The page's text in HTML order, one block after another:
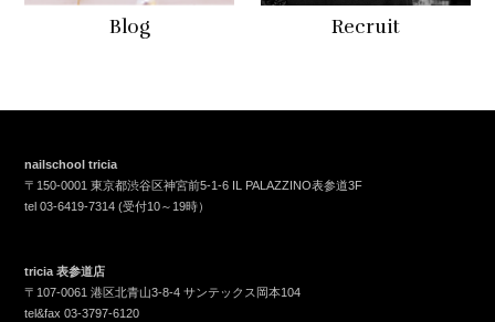
Blog Recruit
nailschool tricia
〒150-0001 東京都渋谷区神宮前5-1-6 IL PALAZZINO表参道3F
tel03-6419-7314 (受付10～19時）
tricia 表参道店
〒107-0061 港区北青山3-8-4 サンテックス岡本104
tel&fax03-3797-6120